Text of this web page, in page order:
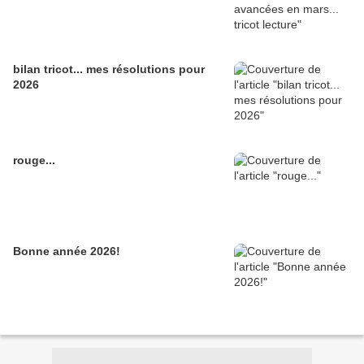
bilan tricot... mes résolutions pour
2026
rouge...
Bonne année 2026!